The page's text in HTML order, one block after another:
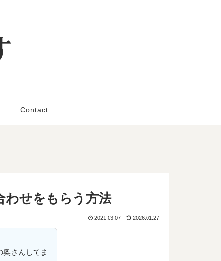
Contact
わせをもらう方法
2021.03.07 2026.01.27
さんしてま